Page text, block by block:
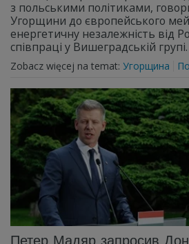
з польськими політиками,
Угорщини до європейського
енергетичну незалежність від
співпраці у Вишеградській групі.
Zobacz więcej na temat: Угорщина